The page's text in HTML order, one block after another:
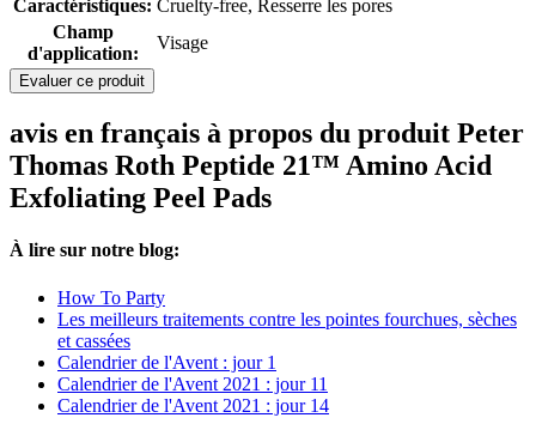
Caractéristiques: Cruelty-free, Resserre les pores
Champ
d'application:
Visage
Evaluer ce produit
avis en français à propos du produit Peter
Thomas Roth Peptide 21™ Amino Acid
Exfoliating Peel Pads
À lire sur notre blog:
How To Party
Les meilleurs traitements contre les pointes fourchues, sèches
et cassées
Calendrier de l'Avent : jour 1
Calendrier de l'Avent 2021 : jour 11
Calendrier de l'Avent 2021 : jour 14